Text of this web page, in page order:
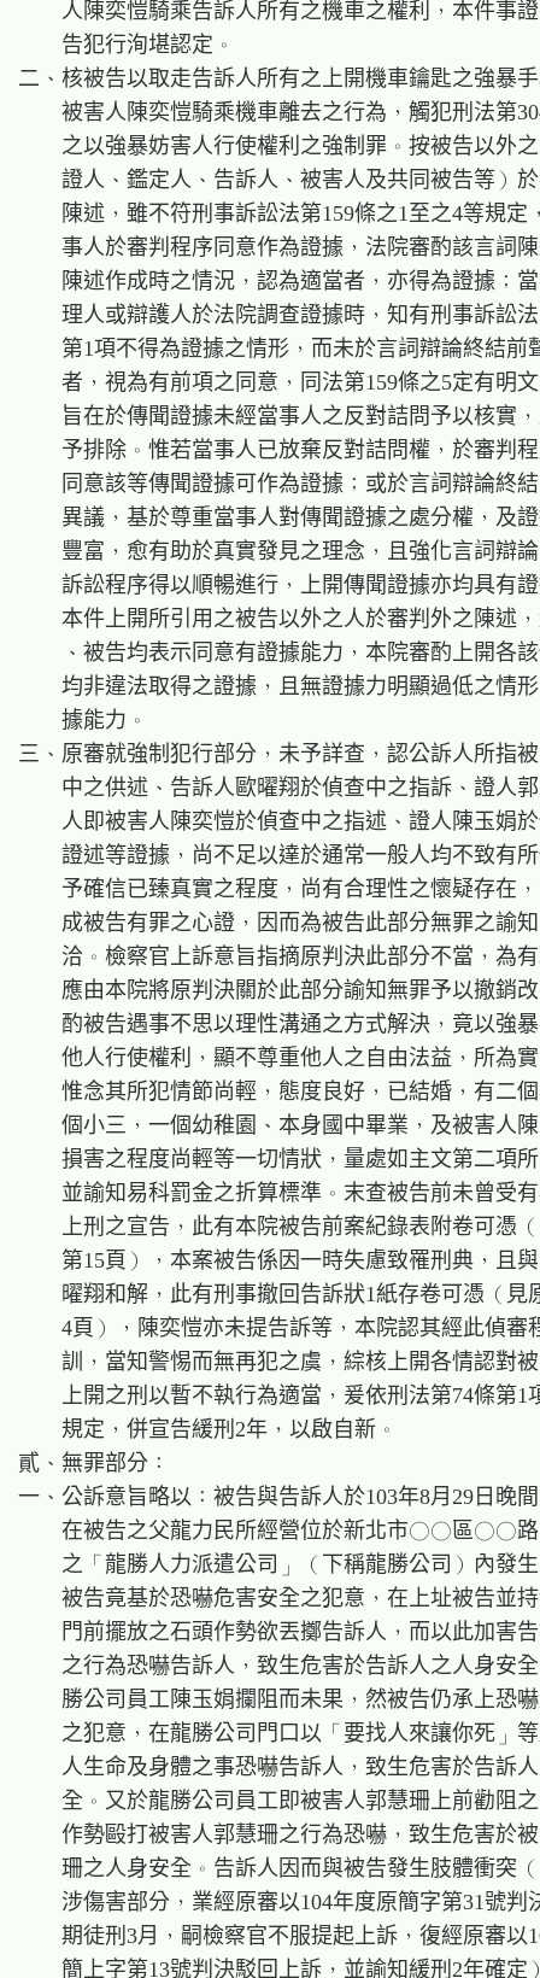
人陳奕愷騎乘告訴人所有之機車之權利，本件事
    告犯行洵堪認定。
二、核被告以取走告訴人所有之上開機車鑰匙之強暴
被害人陳奕愷騎乘機車離去之行為，觸犯刑法第
之以強暴妨害人行使權利之強制罪。按被告以外
證人、鑑定人、告訴人、被害人及共同被告等）
陳述，雖不符刑事訴訟法第159條之1至之4等規定
事人於審判程序同意作為證據，法院審酌該言詞
陳述作成時之情況，認為適當者，亦得為證據；
理人或辯護人於法院調查證據時，知有刑事訴訟
第1項不得為證據之情形，而未於言詞辯論終結前
者，視為有前項之同意，同法第159條之5定有明
旨在於傳聞證據未經當事人之反對詰問予以核實
予排除。惟若當事人已放棄反對詰問權，於審判
同意該等傳聞證據可作為證據；或於言詞辯論終
異議，基於尊重當事人對傳聞證據之處分權，及
豐富，愈有助於真實發見之理念，且強化言詞辯
訴訟程序得以順暢進行，上開傳聞證據亦均具有
本件上開所引用之被告以外之人於審判外之陳述
、被告均表示同意有證據能力，本院審酌上開各
均非違法取得之證據，且無證據力明顯過低之情
    據能力。
三、原審就強制犯行部分，未予詳查，認公訴人所指
中之供述、告訴人歐曜翔於偵查中之指訴、證人
人即被害人陳奕愷於偵查中之指述、證人陳玉娟
證述等證據，尚不足以達於通常一般人均不致有
予確信已臻真實之程度，尚有合理性之懷疑存在
成被告有罪之心證，因而為被告此部分無罪之諭
洽。檢察官上訴意旨指摘原判決此部分不當，為
應由本院將原判決關於此部分諭知無罪予以撤銷
酌被告遇事不思以理性溝通之方式解決，竟以強
他人行使權利，顯不尊重他人之自由法益，所為
惟念其所犯情節尚輕，態度良好，已結婚，有二
個小三，一個幼稚園、本身國中畢業，及被害人
損害之程度尚輕等一切情狀，量處如主文第二項
並諭知易科罰金之折算標準。末查被告前未曾受
上刑之宣告，此有本院被告前案紀錄表附卷可憑
第15頁），本案被告係因一時失慮致罹刑典，且
曜翔和解，此有刑事撤回告訴狀1紙存卷可憑（見
4頁），陳奕愷亦未提告訴等，本院認其經此偵審
訓，當知警惕而無再犯之虞，綜核上開各情認對
上開之刑以暫不執行為適當，爰依刑法第74條第1
    規定，併宣告緩刑2年，以啟自新。
貳、無罪部分：
一、公訴意旨略以：被告與告訴人於103年8月29日晚
在被告之父龍力民所經營位於新北市○○區
之「龍勝人力派遣公司」（下稱龍勝公司）內發
被告竟基於恐嚇危害安全之犯意，在上址被告並
門前擺放之石頭作勢欲丟擲告訴人，而以此加害
之行為恐嚇告訴人，致生危害於告訴人之人身安
勝公司員工陳玉娟攔阻而未果，然被告仍承上恐
之犯意，在龍勝公司門口以「要找人來讓你死」
人生命及身體之事恐嚇告訴人，致生危害於告訴
全。又於龍勝公司員工即被害人郭慧珊上前勸阻
作勢毆打被害人郭慧珊之行為恐嚇，致生危害於
珊之人身安全。告訴人因而與被告發生肢體衝突
涉傷害部分，業經原審以104年度原簡字第31號判
期徒刑3月，嗣檢察官不服提起上訴，復經原審以
簡上字第13號判決駁回上訴，並諭知緩刑2年確定